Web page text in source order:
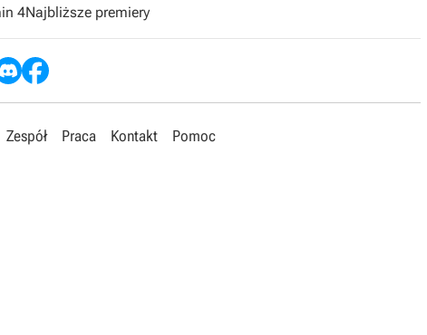
4Najbliższe premiery
Zespół Praca Kontakt Pomoc